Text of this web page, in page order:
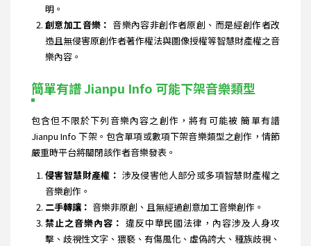
明。
創意加工音樂： 音樂內容非創作者原創、而是經創作者改
造且無侵害原創作者著作權法與圖像授權等智慧財產權之音
樂內容。
簡單有譜 Jianpu Info 可能下架音樂類型
包含但不限於下列音樂內容之創作，將有可能被 簡單有譜
Jianpu Info 下架。包含單項或數項下架音樂類型之創作，情節
嚴重時平台將關閉該作者音樂發表。
侵害智慧財產權： 涉及侵害他人部分或多項智慧財產權之
音樂創作。
二手轉讓： 音樂非原創、且無經過創意加工音樂創作。
禁止之音樂內容： 違反中華民國法律，內容涉及人身攻
擊、歧視性文字、猥褻、有傷風化、虛偽誇大、種族歧視、